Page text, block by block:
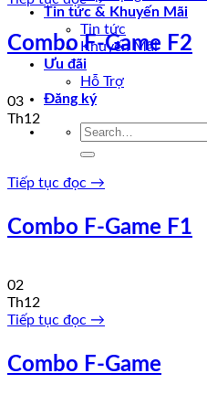
Tin tức & Khuyến Mãi
Tin tức
Khuyến Mãi
Ưu đãi
Hỗ Trợ
Đăng ký
Combo F-Game F2
03
Th12
Tiếp tục đọc →
Combo F-Game F1
02
Th12
Tiếp tục đọc →
Combo F-Game